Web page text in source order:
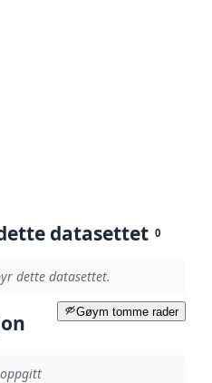
datasettet 0
dette datasettet.
Gøym tomme rader